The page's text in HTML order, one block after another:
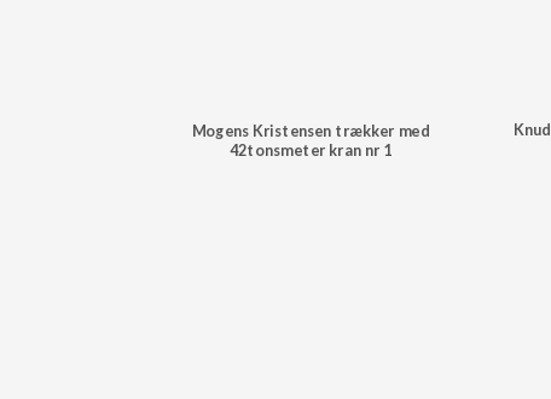
Mogens Kristensen trækker med
42tonsmeter kran nr 1